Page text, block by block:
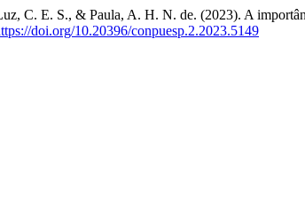
C. E. S., & Paula, A. H. N. de. (2023). A
doi.org/10.20396/conpuesp.2.2023.5149